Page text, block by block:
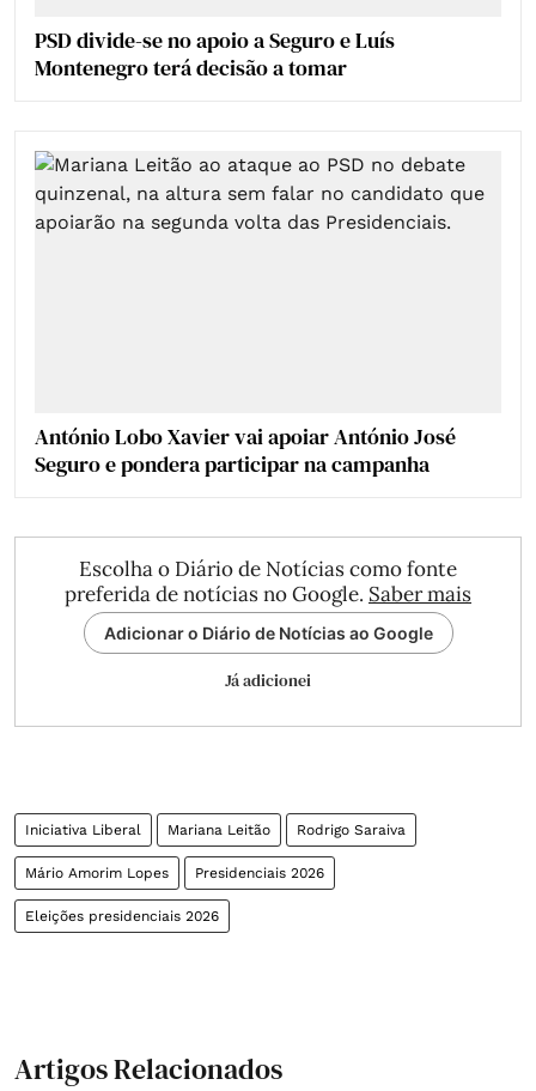
PSD divide-se no apoio a Seguro e Luís
Montenegro terá decisão a tomar
António Lobo Xavier vai apoiar António José
Seguro e pondera participar na campanha
Escolha o Diário de Notícias como fonte
preferida de notícias no Google. Saber mais
Adicionar o Diário de Notícias ao Google
Já adicionei
Iniciativa Liberal Mariana Leitão Rodrigo Saraiva
Mário Amorim Lopes Presidenciais 2026
Eleições presidenciais 2026
Artigos Relacionados